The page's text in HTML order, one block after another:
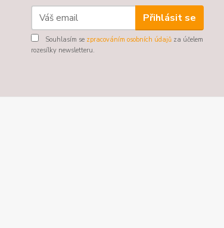
Přihlásit se
Souhlasím se zpracováním osobních údajů za účelem
rozesílky newsletteru.